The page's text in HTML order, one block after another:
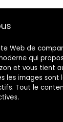
Web de
qui
et vous tient
les images sont
Tout le